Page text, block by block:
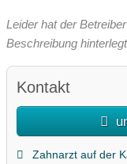
Leider hat der
Beschreibung
Kontakt
Zahnarzt auf der